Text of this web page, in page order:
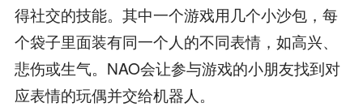
得社交的技能。其中一个游戏用几个小沙包，每
个袋子里面装有同一个人的不同表情，如高兴、
悲伤或生气。NAO会让参与游戏的小朋友找到对
应表情的玩偶并交给机器人。